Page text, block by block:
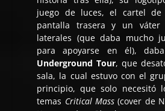
juego de luces, el cartel
pantalla trasera y un
laterales (que daba mucho
para apoyarse en él),
Underground Tour, que
sala, la cual estuvo con el
principio, que solo necesitó
temas Critical Mass(cover de